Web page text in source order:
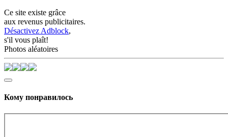
Ce site existe grâce
aux revenus publicitaires.
Désactivez Adblock,
s'il vous plaît!
Photos aléatoires
Кому понравилось